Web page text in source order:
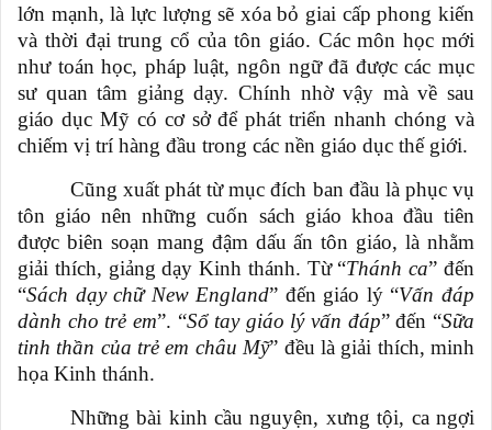
lớn mạnh, là lực lượng sẽ xóa bỏ giai cấp phong kiến
và thời đại trung cổ của tôn giáo. Các môn học mới
như toán học, pháp luật, ngôn ngữ đã được các mục
sư quan tâm giảng dạy. Chính nhờ vậy mà về sau
giáo dục Mỹ có cơ sở để phát triển nhanh chóng và
chiếm vị trí hàng đầu trong các nền giáo dục thế giới.
Cũng xuất phát từ mục đích ban đầu là phục vụ
tôn giáo nên những cuốn sách giáo khoa đầu tiên
được biên soạn mang đậm dấu ấn tôn giáo, là nhằm
giải thích, giảng dạy Kinh thánh. Từ “Thánh ca” đến
“Sách dạy chữ New England” đến giáo lý “Vấn đáp
dành cho trẻ em”. “Sổ tay giáo lý vấn đáp” đến “Sữa
tinh thần của trẻ em châu Mỹ” đều là giải thích, minh
họa Kinh thánh.
Những bài kinh cầu nguyện, xưng tội, ca ngợi